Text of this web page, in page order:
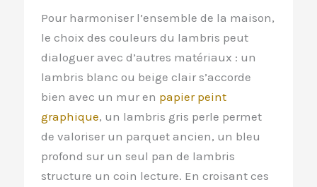
Pour harmoniser l’ensemble de la maison,
le choix des couleurs du lambris peut
dialoguer avec d’autres matériaux : un
lambris blanc ou beige clair s’accorde
bien avec un mur en papier peint
graphique, un lambris gris perle permet
de valoriser un parquet ancien, un bleu
profond sur un seul pan de lambris
structure un coin lecture. En croisant ces